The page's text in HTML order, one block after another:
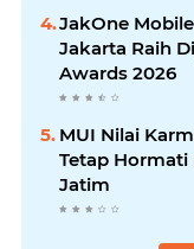
JakOne
Jakarta Raih
Awards 2026
MUI Nilai
Tetap Hormati
Jatim